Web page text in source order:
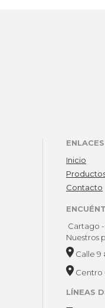
Inicio
Contacto
Cartago
Nuestros
Calle 9
Centro
LÍNEAS